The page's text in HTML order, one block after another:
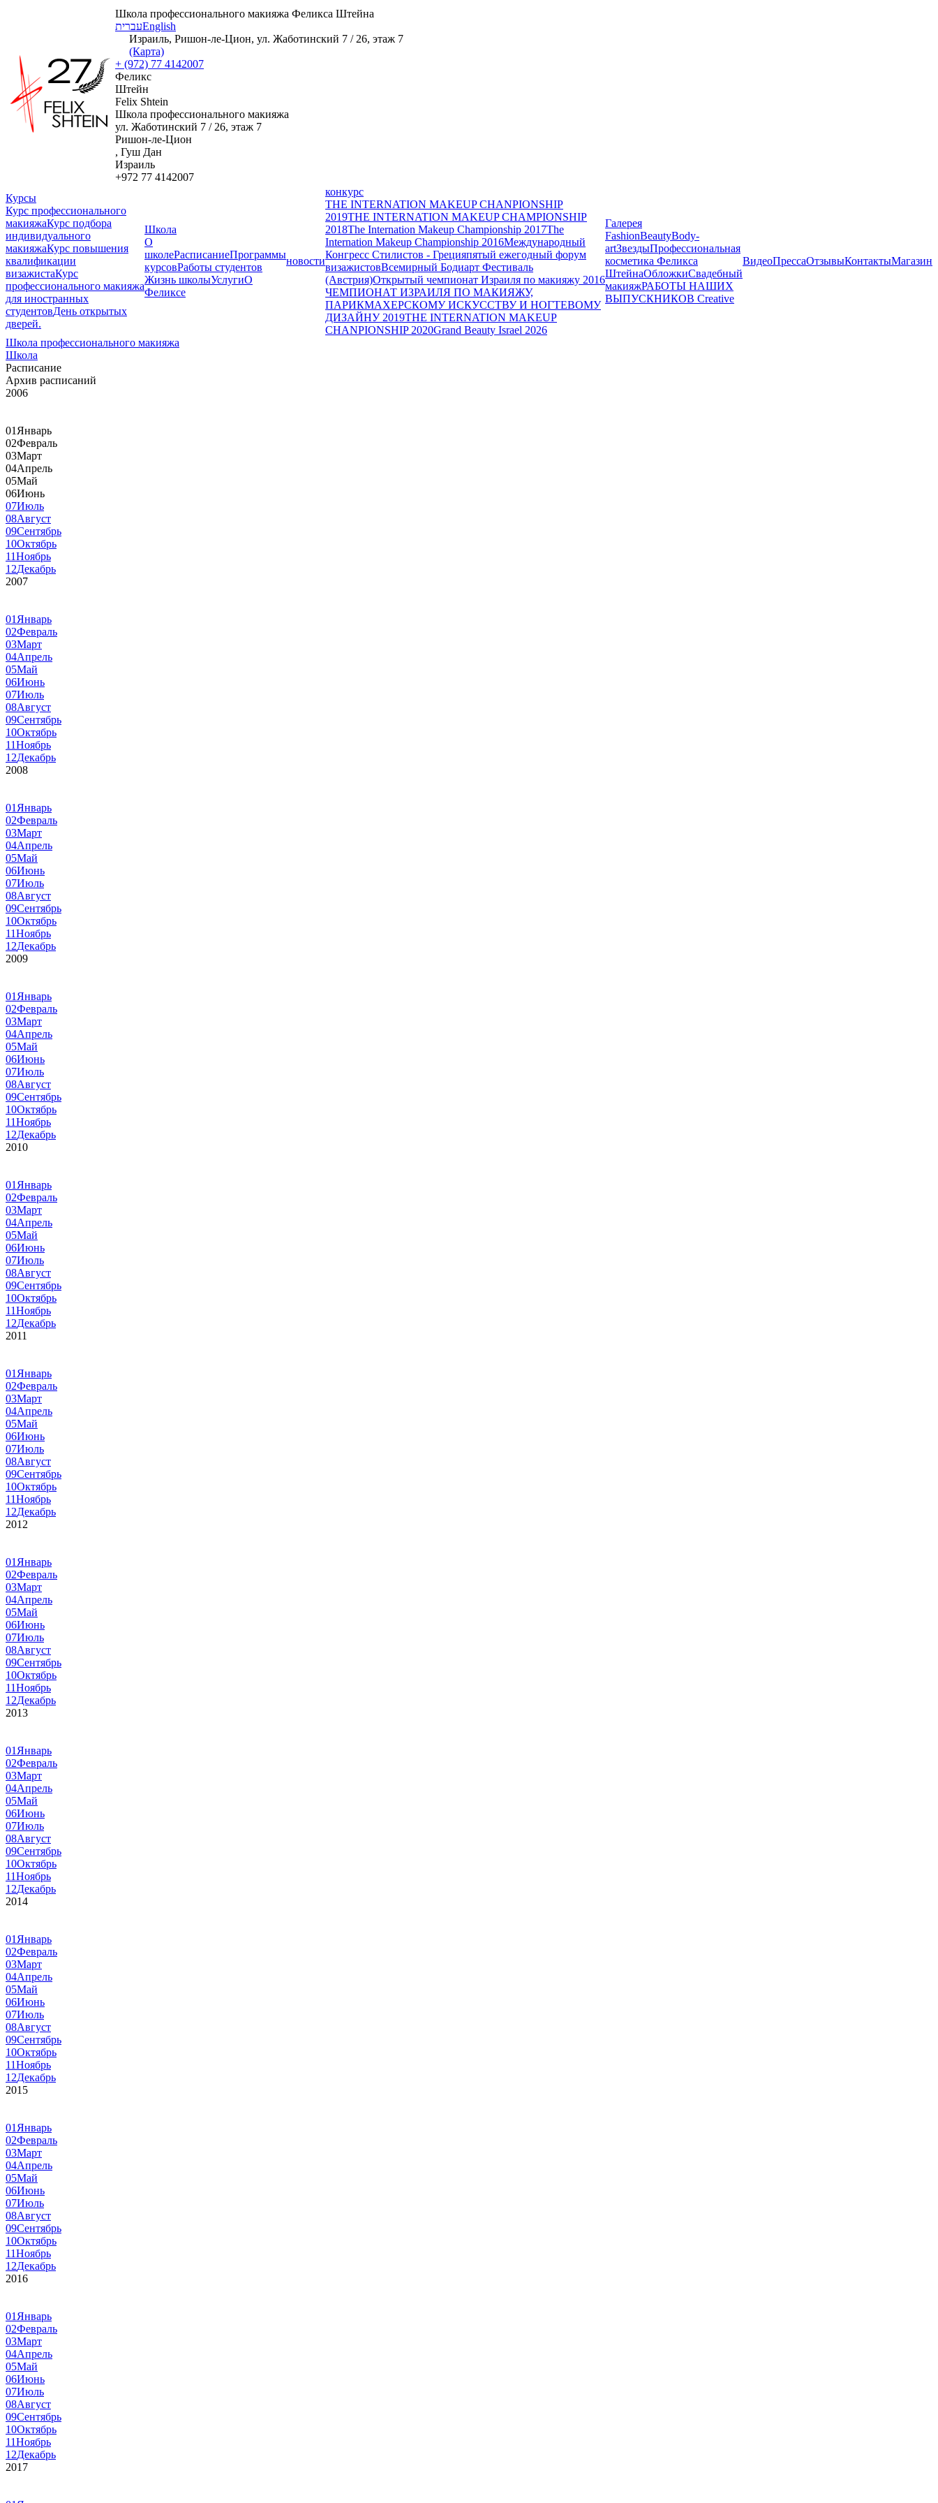
Школа профессионального макияжа Феликса Штейна
עבריתEnglish
Израиль, Ришон-ле-Цион, ул. Жаботинский 7 / 26, этаж 7
(Карта)
+ (972) 77 4142007
Феликс
Штейн
Felix Shtein
Школа профессионального макияжа
ул. Жаботинский 7 / 26, этаж 7
Ришон-ле-Цион
, Гуш Дан
Израиль
+972 77 4142007
Курсы
Курс профессионального
макияжаКурс подбора
индивидуального
макияжаКурс повышения
квалификации
визажистаКурс
профессионального макияжа
для иностранных
студентовДень открытых
дверей.
Школа
О
школеРасписаниеПрограммы
курсовРаботы студентов
Жизнь школыУслугиО
Феликсе
новости
конкурс
THE INTERNATION MAKEUP CHANPIONSHIP
2019THE INTERNATION MAKEUP CHAMPIONSHIP
2018The Internation Makeup Championship 2017The
Internation Makeup Championship 2016Международный
Конгресс Стилистов - Грецияпятый ежегодный форум
визажистовВсемирный Бодиарт Фестиваль
(Австрия)Открытый чемпионат Израиля по макияжу 2016
ЧЕМПИОНАТ ИЗРАИЛЯ ПО МАКИЯЖУ,
ПАРИКМАХЕРСКОМУ ИСКУССТВУ И НОГТЕВОМУ
ДИЗАЙНУ 2019THE INTERNATION MAKEUP
CHANPIONSHIP 2020Grand Beauty Israel 2026
Галерея
FashionBeautyBody-
artЗвездыПрофессиональная
косметика Феликса
ШтейнаОбложкиСвадебный
макияжРАБОТЫ НАШИХ
ВЫПУСКНИКОВ Creative
ВидеоПрессаОтзывыКонтактыМагазин
Школа профессионального макияжа
Школа
Расписание
Архив расписаний
2006
01 Январь
02Февраль
03Март
04Апрель
05Май
06Июнь
07Июль
08Август
09Сентябрь
10Октябрь
11Ноябрь
12Декабрь
2007
01 Январь
02Февраль
03Март
04Апрель
05Май
06Июнь
07Июль
08Август
09Сентябрь
10Октябрь
11Ноябрь
12Декабрь
2008
01 Январь
02Февраль
03Март
04Апрель
05Май
06Июнь
07Июль
08Август
09Сентябрь
10Октябрь
11Ноябрь
12Декабрь
2009
01 Январь
02Февраль
03Март
04Апрель
05Май
06Июнь
07Июль
08Август
09Сентябрь
10Октябрь
11Ноябрь
12Декабрь
2010
01 Январь
02Февраль
03Март
04Апрель
05Май
06Июнь
07Июль
08Август
09Сентябрь
10Октябрь
11Ноябрь
12Декабрь
2011
01 Январь
02Февраль
03Март
04Апрель
05Май
06Июнь
07Июль
08Август
09Сентябрь
10Октябрь
11Ноябрь
12Декабрь
2012
01 Январь
02Февраль
03Март
04Апрель
05Май
06Июнь
07Июль
08Август
09Сентябрь
10Октябрь
11Ноябрь
12Декабрь
2013
01 Январь
02Февраль
03Март
04Апрель
05Май
06Июнь
07Июль
08Август
09Сентябрь
10Октябрь
11Ноябрь
12Декабрь
2014
01 Январь
02Февраль
03Март
04Апрель
05Май
06Июнь
07Июль
08Август
09Сентябрь
10Октябрь
11Ноябрь
12Декабрь
2015
01 Январь
02Февраль
03Март
04Апрель
05Май
06Июнь
07Июль
08Август
09Сентябрь
10Октябрь
11Ноябрь
12Декабрь
2016
01 Январь
02Февраль
03Март
04Апрель
05Май
06Июнь
07Июль
08Август
09Сентябрь
10Октябрь
11Ноябрь
12Декабрь
2017